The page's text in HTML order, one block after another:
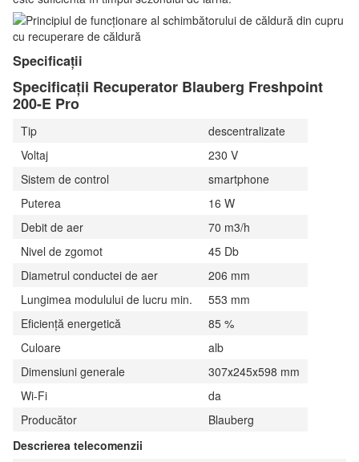
Specificații
Specificații Recuperator Blauberg Freshpoint
200-E Pro
Tip
descentralizate
Voltaj
230 V
Sistem de control
smartphone
Puterea
16 W
Debit de aer
70 m3/h
Nivel de zgomot
45 Db
Diametrul conductei de aer
206 mm
Lungimea modulului de lucru min.
553 mm
Eficiență energetică
85 %
Culoare
alb
Dimensiuni generale
307х245х598 mm
Wi-Fi
da
Producător
Blauberg
Descrierea telecomenzii